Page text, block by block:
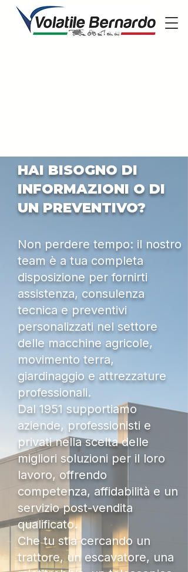
HAI BISOGNO DI
INFORMAZIONI O DI
UN PREVENTIVO?
Non perdere tempo: il nostro
team è a tua completa
disposizione per fornirti
assistenza, consulenza
tecnica e preventivi
personalizzati nel settore
delle macchine agricole,
movimento terra,
giardinaggio e attrezzature
professionali.
Dal 1951 supportiamo
aziende, professionisti e
privati nella scelta delle
migliori soluzioni per il loro
lavoro, offrendo
competenza, affidabilità e un
servizio post-vendita
qualificato.
Che tu stia cercando un
trattore, un escavatore, una